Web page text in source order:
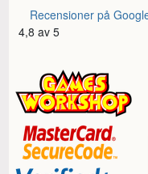
Recensioner på
4,8 av 5